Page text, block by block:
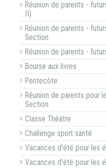
Réunion de parents -
II)
Réunion de parents -
Section
Réunion de parents -
Bourse aux livres
Pentecôte
Réunion de parents pour
Section
Classe Théâtre
Challenge sport santé
Vacances d'été pour les
Vacances d'été pour les